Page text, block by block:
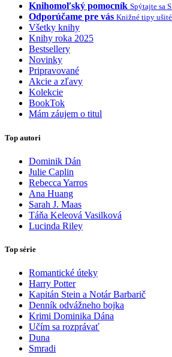
Knihomoľský pomocník Spýtajte sa
Odporúčame pre vás Knižné tipy
Všetky knihy
Knihy roka 2025
Bestsellery
Novinky
Pripravované
Akcie a zľavy
Kolekcie
BookTok
Mám záujem o titul
Top autori
Dominik Dán
Julie Caplin
Rebecca Yarros
Ana Huang
Sarah J. Maas
Táňa Keleová Vasilková
Lucinda Riley
Top série
Romantické úteky
Harry Potter
Kapitán Stein a Notár Barbarič
Denník odvážneho bojka
Krimi Dominika Dána
Učím sa rozprávať
Duna
Smradi